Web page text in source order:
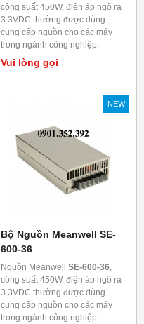
công suất 450W, điện áp ngõ ra
3.3VDC thường được dùng
cung cấp nguồn cho các máy
trong ngành công nghiệp.
Vui lòng gọi
NEW
Bộ Nguồn Meanwell SE-
600-36
Nguồn Meanwell SE-600-36,
công suất 450W, điện áp ngõ ra
3.3VDC thường được dùng
cung cấp nguồn cho các máy
trong ngành công nghiệp.